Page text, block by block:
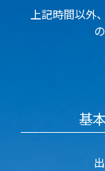
上記時間以外
基